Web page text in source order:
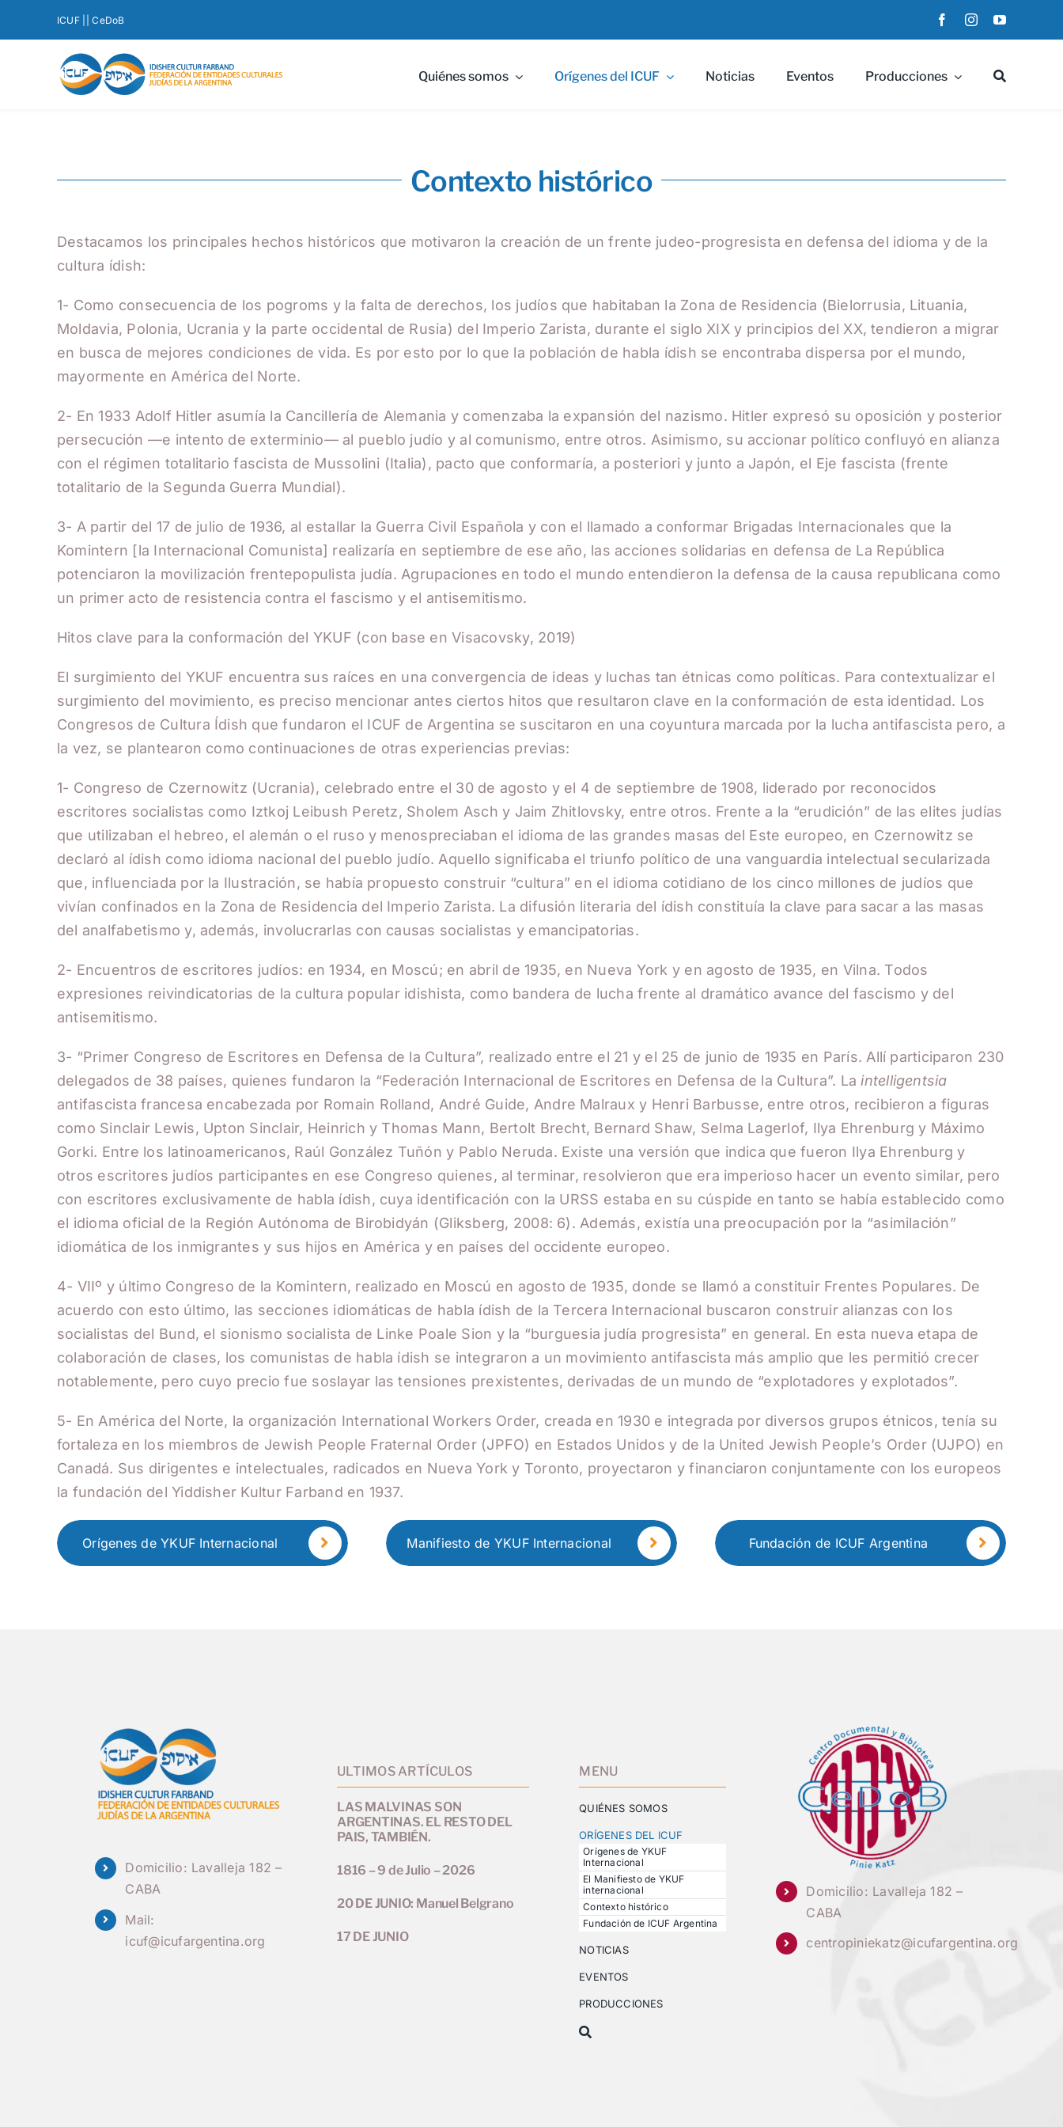
ICUF | | CeDoB
Quiénes somos Orígenes del ICUF Noticias Eventos Producciones
Contexto histórico
Destacamos los principales hechos históricos que motivaron la creación de un frente judeo-progresista en defensa del idioma y de la
cultura ídish:
1- Como consecuencia de los pogroms y la falta de derechos, los judíos que habitaban la Zona de Residencia (Bielorrusia, Lituania,
Moldavia, Polonia, Ucrania y la parte occidental de Rusia) del Imperio Zarista, durante el siglo XIX y principios del XX, tendieron a migrar
en busca de mejores condiciones de vida. Es por esto por lo que la población de habla ídish se encontraba dispersa por el mundo,
mayormente en América del Norte.
2- En 1933 Adolf Hitler asumía la Cancillería de Alemania y comenzaba la expansión del nazismo. Hitler expresó su oposición y posterior
persecución —e intento de exterminio— al pueblo judío y al comunismo, entre otros. Asimismo, su accionar político confluyó en alianza
con el régimen totalitario fascista de Mussolini (Italia), pacto que conformaría, a posteriori y junto a Japón, el Eje fascista (frente
totalitario de la Segunda Guerra Mundial).
3- A partir del 17 de julio de 1936, al estallar la Guerra Civil Española y con el llamado a conformar Brigadas Internacionales que la
Komintern [la Internacional Comunista] realizaría en septiembre de ese año, las acciones solidarias en defensa de La República
potenciaron la movilización frentepopulista judía. Agrupaciones en todo el mundo entendieron la defensa de la causa republicana como
un primer acto de resistencia contra el fascismo y el antisemitismo.
Hitos clave para la conformación del YKUF (con base en Visacovsky, 2019)
El surgimiento del YKUF encuentra sus raíces en una convergencia de ideas y luchas tan étnicas como políticas. Para contextualizar el
surgimiento del movimiento, es preciso mencionar antes ciertos hitos que resultaron clave en la conformación de esta identidad. Los
Congresos de Cultura Ídish que fundaron el ICUF de Argentina se suscitaron en una coyuntura marcada por la lucha antifascista pero, a
la vez, se plantearon como continuaciones de otras experiencias previas:
1- Congreso de Czernowitz (Ucrania), celebrado entre el 30 de agosto y el 4 de septiembre de 1908, liderado por reconocidos
escritores socialistas como Iztkoj Leibush Peretz, Sholem Asch y Jaim Zhitlovsky, entre otros. Frente a la “erudición” de las elites judías
que utilizaban el hebreo, el alemán o el ruso y menospreciaban el idioma de las grandes masas del Este europeo, en Czernowitz se
declaró al ídish como idioma nacional del pueblo judío. Aquello significaba el triunfo político de una vanguardia intelectual secularizada
que, influenciada por la Ilustración, se había propuesto construir “cultura” en el idioma cotidiano de los cinco millones de judíos que
vivían confinados en la Zona de Residencia del Imperio Zarista. La difusión literaria del ídish constituía la clave para sacar a las masas
del analfabetismo y, además, involucrarlas con causas socialistas y emancipatorias.
2- Encuentros de escritores judíos: en 1934, en Moscú; en abril de 1935, en Nueva York y en agosto de 1935, en Vilna. Todos
expresiones reivindicatorias de la cultura popular idishista, como bandera de lucha frente al dramático avance del fascismo y del
antisemitismo.
3- “Primer Congreso de Escritores en Defensa de la Cultura”, realizado entre el 21 y el 25 de junio de 1935 en París. Allí participaron 230
delegados de 38 países, quienes fundaron la “Federación Internacional de Escritores en Defensa de la Cultura”. La intelligentsia
antifascista francesa encabezada por Romain Rolland, André Guide, Andre Malraux y Henri Barbusse, entre otros, recibieron a figuras
como Sinclair Lewis, Upton Sinclair, Heinrich y Thomas Mann, Bertolt Brecht, Bernard Shaw, Selma Lagerlof, Ilya Ehrenburg y Máximo
Gorki. Entre los latinoamericanos, Raúl González Tuñón y Pablo Neruda. Existe una versión que indica que fueron Ilya Ehrenburg y
otros escritores judíos participantes en ese Congreso quienes, al terminar, resolvieron que era imperioso hacer un evento similar, pero
con escritores exclusivamente de habla ídish, cuya identificación con la URSS estaba en su cúspide en tanto se había establecido como
el idioma oficial de la Región Autónoma de Birobidyán (Gliksberg, 2008: 6). Además, existía una preocupación por la “asimilación”
idiomática de los inmigrantes y sus hijos en América y en países del occidente europeo.
4- VIIº y último Congreso de la Komintern, realizado en Moscú en agosto de 1935, donde se llamó a constituir Frentes Populares. De
acuerdo con esto último, las secciones idiomáticas de habla ídish de la Tercera Internacional buscaron construir alianzas con los
socialistas del Bund, el sionismo socialista de Linke Poale Sion y la “burguesia judía progresista” en general. En esta nueva etapa de
colaboración de clases, los comunistas de habla ídish se integraron a un movimiento antifascista más amplio que les permitió crecer
notablemente, pero cuyo precio fue soslayar las tensiones prexistentes, derivadas de un mundo de “explotadores y explotados”.
5- En América del Norte, la organización International Workers Order, creada en 1930 e integrada por diversos grupos étnicos, tenía su
fortaleza en los miembros de Jewish People Fraternal Order (JPFO) en Estados Unidos y de la United Jewish People’s Order (UJPO) en
Canadá. Sus dirigentes e intelectuales, radicados en Nueva York y Toronto, proyectaron y financiaron conjuntamente con los europeos
la fundación del Yiddisher Kultur Farband en 1937.
Orígenes de YKUF Internacional Manifiesto de YKUF Internacional Fundación de ICUF Argentina
Domicilio: Lavalleja 182 –
CABA
Mail:
icuf@icufargentina.org
ULTIMOS ARTÍCULOS
LAS MALVINAS SON
ARGENTINAS. EL RESTO DEL
PAIS, TAMBIÉN.
1816 – 9 de Julio – 2026
20 DE JUNIO: Manuel Belgrano
17 DE JUNIO
MENU
QUIÉNES SOMOS
ORÍGENES DEL ICUF
Orígenes de YKUF
Internacional
El Manifiesto de YKUF
internacional
Contexto histórico
Fundación de ICUF Argentina
NOTICIAS
EVENTOS
PRODUCCIONES
Domicilio: Lavalleja 182 –
CABA
centropiniekatz@icufargentina.org